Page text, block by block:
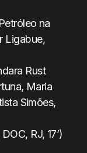
na
Ligabue,
Rust
Maria
Simões,
RJ, 17’)